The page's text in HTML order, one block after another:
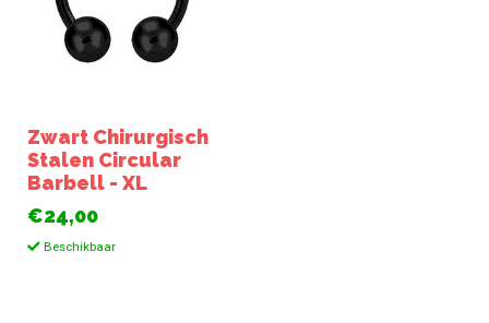
Zwart Chirurgisch
Stalen Circular
Barbell - XL
€24,00
Beschikbaar